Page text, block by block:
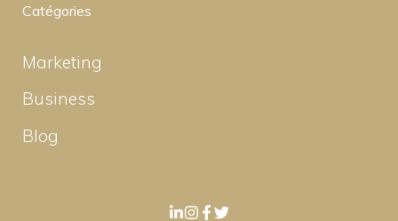
Catégories
Marketing
Business
Blog